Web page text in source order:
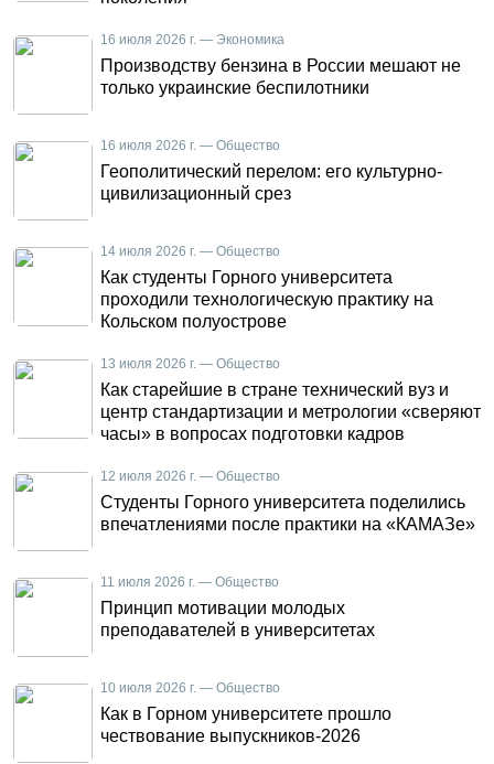
16 июля 2026 г. — Экономика
Производству бензина в России мешают не
только украинские беспилотники
16 июля 2026 г. — Общество
Геополитический перелом: его культурно-
цивилизационный срез
14 июля 2026 г. — Общество
Как студенты Горного университета
проходили технологическую практику на
Кольском полуострове
13 июля 2026 г. — Общество
Как старейшие в стране технический вуз и
центр стандартизации и метрологии «сверяют
часы» в вопросах подготовки кадров
12 июля 2026 г. — Общество
Студенты Горного университета поделились
впечатлениями после практики на «КАМАЗе»
11 июля 2026 г. — Общество
Принцип мотивации молодых
преподавателей в университетах
10 июля 2026 г. — Общество
Как в Горном университете прошло
чествование выпускников-2026